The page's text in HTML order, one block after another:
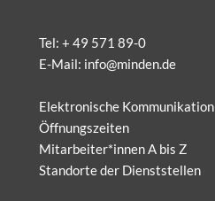
Tel: + 49 571 89-0
E-Mail: info@minden.de
Elektronische Kommunikation
Öffnungszeiten
Mitarbeiter*innen A bis Z
Standorte der Dienststellen